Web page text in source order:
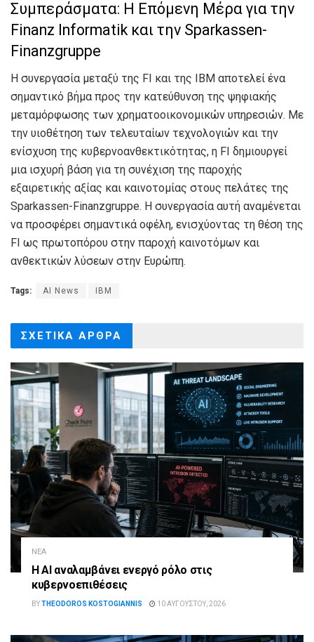
Συμπεράσματα: Η Επόμενη Μέρα για την
Finanz Informatik και την Sparkassen-
Finanzgruppe
Η συνεργασία μεταξύ της FI και της IBM αποτελεί ένα
σημαντικό βήμα προς την κατεύθυνση της ψηφιακής
μεταμόρφωσης των χρηματοοικονομικών υπηρεσιών. Με
την υιοθέτηση των τελευταίων τεχνολογιών και την
ενίσχυση της κυβερνοανθεκτικότητας, η FI δημιουργεί
μια ισχυρή βάση για τη συνέχιση της παροχής
εξαιρετικής αξίας και καινοτομίας στους πελάτες της
Sparkassen-Finanzgruppe. Η συνεργασία αυτή αναμένεται
να προσφέρει σημαντικά οφέλη, ενισχύοντας τη θέση της
FI ως πρωτοπόρου στην παροχή καινοτόμων και
ανθεκτικών λύσεων στην Ευρώπη.
Tags: AI News IBM
ΣΧΕΤΙΚΑ ΑΡΘΡΑ
ΝΈΑ
Η AI αναλαμβάνει ενεργό ρόλο στις
κυβερνοεπιθέσεις
BYTHEODOROS KOSTOGIANNIS 10 ΑΥΓΟΎΣΤΟΥ, 2026